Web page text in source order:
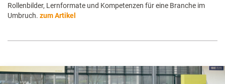
Rollenbilder, Lernformate und Kompetenzen für eine Branche im
Umbruch. zum Artikel